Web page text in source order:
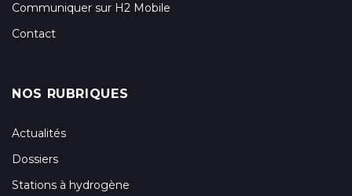
Communiquer sur H2 Mobile
Contact
NOS RUBRIQUES
Actualités
Dossiers
Stations à hydrogène